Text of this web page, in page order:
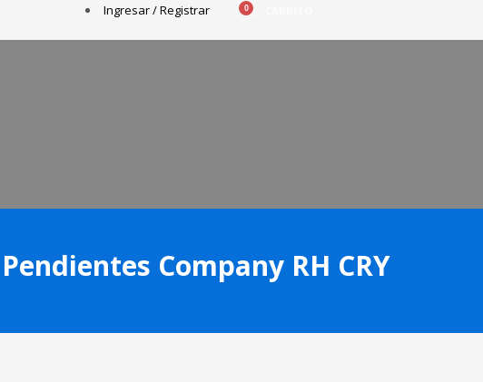
Ingresar / Registrar
Pendientes Company RH CRY